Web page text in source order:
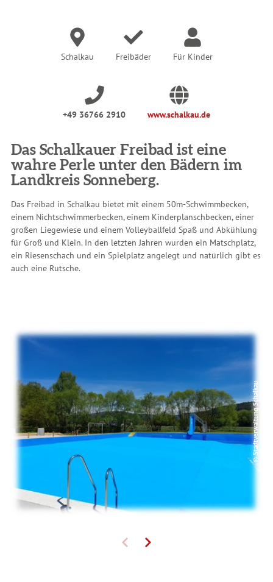
Schalkau Freibäder Für Kinder
+49 36766 2910 www.schalkau.de
Das Schalkauer Freibad ist eine
wahre Perle unter den Bädern im
Landkreis Sonneberg.
Das Freibad in Schalkau bietet mit einem 50m-Schwimmbecken,
einem Nichtschwimmerbecken, einem Kinderplanschbecken, einer
großen Liegewiese und einem Volleyballfeld Spaß und Abkühlung
für Groß und Klein. In den letzten Jahren wurden ein Matschplatz,
ein Riesenschach und ein Spielplatz angelegt und natürlich gibt es
auch eine Rutsche.
© Stadtverwaltung Schalkau